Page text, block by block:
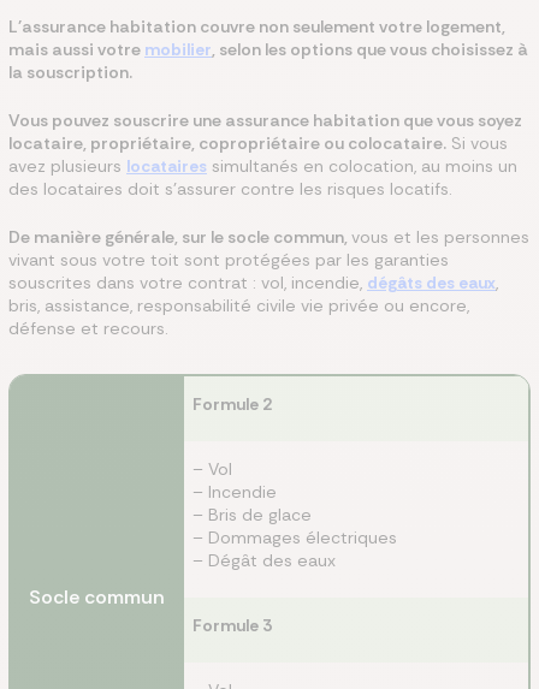
L'assurance habitation couvre non seulement votre logement,
mais aussi votre mobilier, selon les options que vous choisissez à
la souscription.
Vous pouvez souscrire une assurance habitation que vous soyez
locataire, propriétaire, copropriétaire ou colocataire. Si vous
avez plusieurs locataires simultanés en colocation, au moins un
des locataires doit s’assurer contre les risques locatifs.
De manière générale, sur le socle commun, vous et les personnes
vivant sous votre toit sont protégées par les garanties
souscrites dans votre contrat : vol, incendie, dégâts des eaux,
bris, assistance, responsabilité civile vie privée ou encore,
défense et recours.
Socle commun
Formule 2
– Vol
– Incendie
– Bris de glace
– Dommages électriques
– Dégât des eaux
Formule 3